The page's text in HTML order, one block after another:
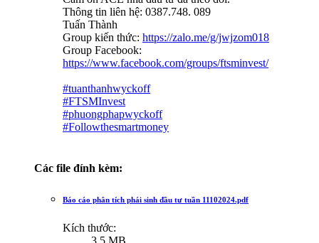
Thông tin liên hệ: 0387.748. 089
Tuấn Thành
Group kiến thức: https://zalo.me/g/jwjzom018
Group Facebook:
https://www.facebook.com/groups/ftsminvest/
#tuanthanhwyckoff
#FTSMInvest
#phuongphapwyckoff
#Followthesmartmoney
Các file đính kèm:
Báo cáo phân tích phái sinh đầu tư tuần 11102024.pdf
Kích thước:
3.5 MB